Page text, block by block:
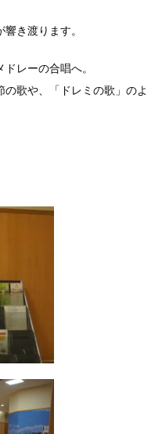
き渡ります。
レーの合唱へ。
の歌や、「ドレミの歌」のよ